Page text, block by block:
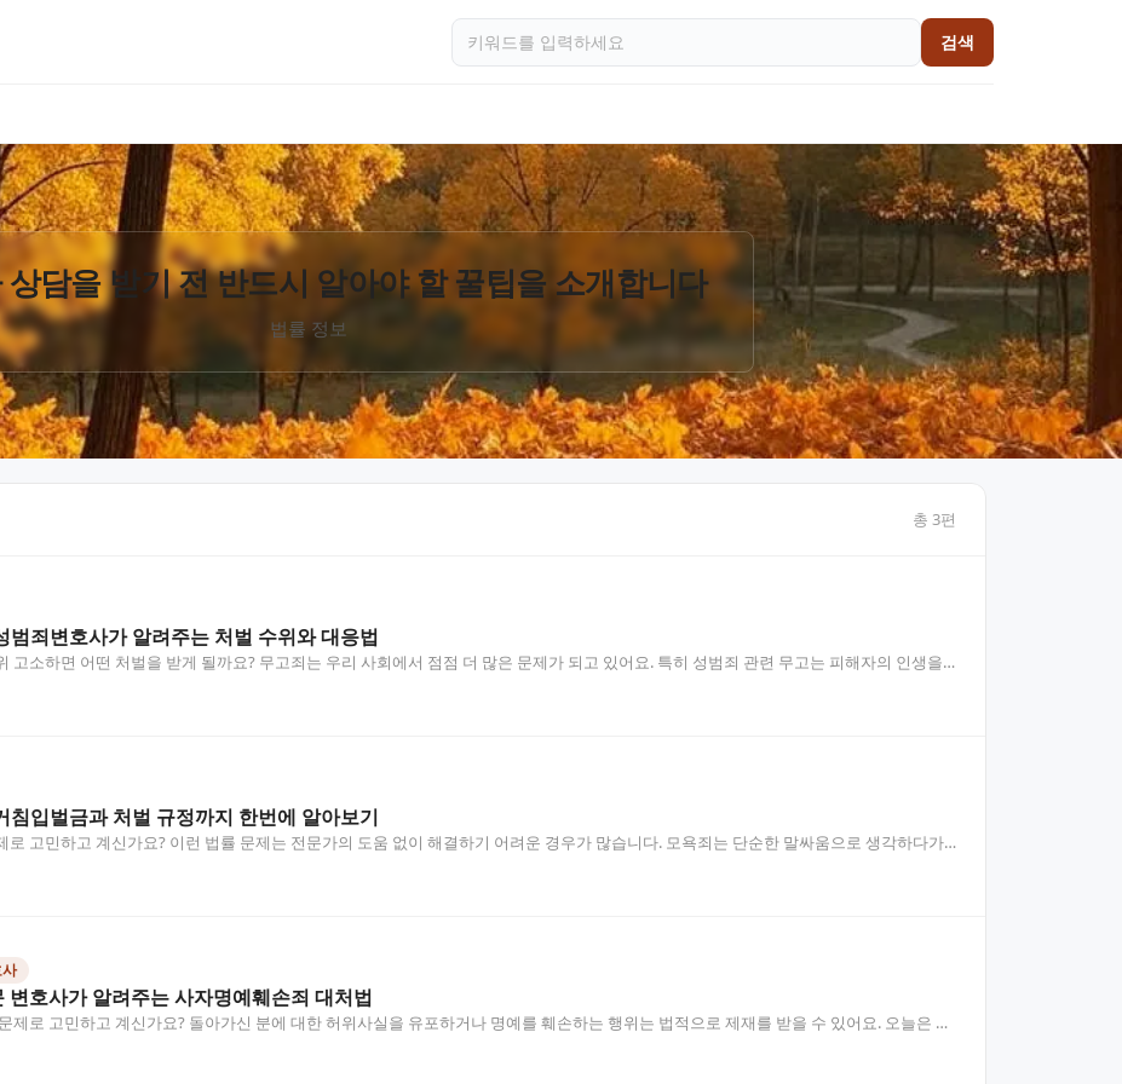
검색
담을 받기 전 반드시 알아야 할 꿀팁을 소개합니다
법률 정보
총 3편
범죄변호사가 알려주는 처벌 수위와 대응법
고소하면 어떤 처벌을 받게 될까요? 무고죄는 우리 사회에서 점점 더 많은 문제가 되고 있어요. 특히 성범죄 관련 무고는 피해자의 인생을
침입벌금과 처벌 규정까지 한번에 알아보기
로 고민하고 계신가요? 이런 법률 문제는 전문가의 도움 없이 해결하기 어려운 경우가 많습니다. 모욕죄는 단순한 말싸움으로 생각하다가
…
변호사가 알려주는 사자명예훼손죄 대처법
제로 고민하고 계신가요? 돌아가신 분에 대한 허위사실을 유포하거나 명예를 훼손하는 행위는 법적으로 제재를 받을 수 있어요. 오늘은 통
…